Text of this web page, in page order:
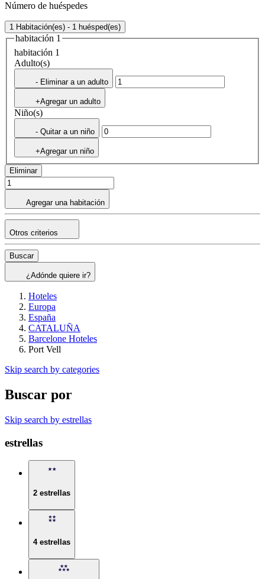
Número de huéspedes
1 Habitación(es) - 1 huésped(es)
habitación 1
habitación 1
Adulto(s)
- Eliminar a un adulto
+Agregar un adulto
Niño(s)
- Quitar a un niño
+Agregar un niño
Eliminar
Agregar una habitación
Otros criterios
Buscar
¿Adónde quiere ir?
Hoteles
Europa
España
CATALUÑA
Barcelone Hoteles
Port Vell
Skip search by categories
Buscar por
Skip search by estrellas
estrellas
2 estrellas
4 estrellas